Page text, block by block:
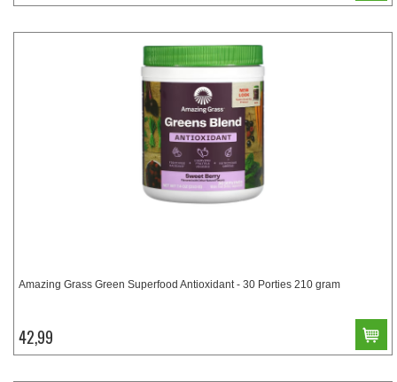
Amazing Grass Green Superfood Antioxidant - 30 Porties 210 gram
42,99